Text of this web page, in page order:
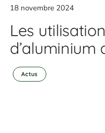
18 novembre 2024
Les
d’aluminium
Actus